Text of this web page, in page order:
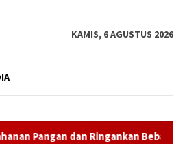
KAMIS, 6 AGUSTUS 2026
dan Ringankan Beban Masyarakat